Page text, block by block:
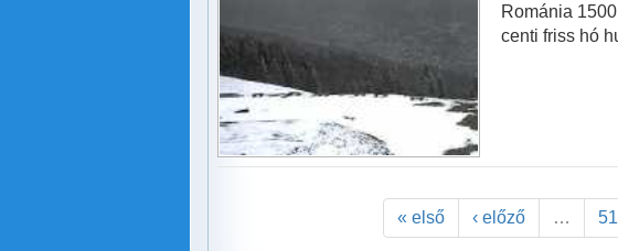
Románia
centi friss hó
« első ‹ előző …